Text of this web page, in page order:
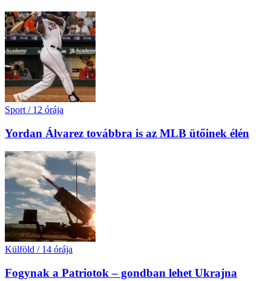
Sport / 12 órája
Yordan Álvarez továbbra is az MLB ütőinek élén
Külföld / 14 órája
Fogynak a Patriotok – gondban lehet Ukrajna